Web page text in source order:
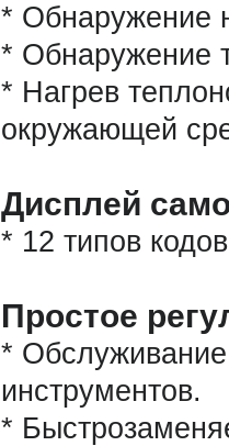
* Обнаружение
* Обнаружение
* Нагрев
окружающей
Дисплей
* 12 типов
Простое
*
инструментов.
*